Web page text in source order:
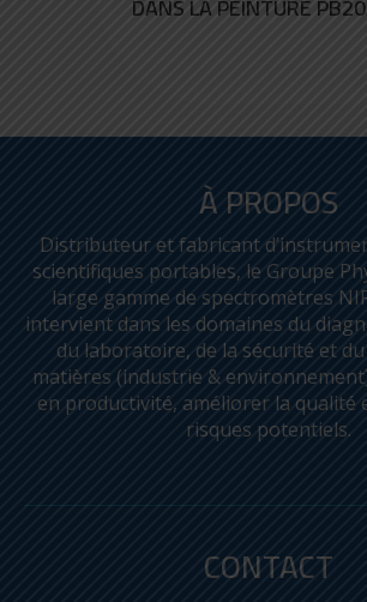
À PROPOS
Distributeur et fabricant
scientifiques portables, le Groupe
large gamme de spectromètres
intervient dans les domaines du
du laboratoire, de la sécurité et
matières (industrie &
en productivité, améliorer la qualité
risques potentiels.
CONTACT